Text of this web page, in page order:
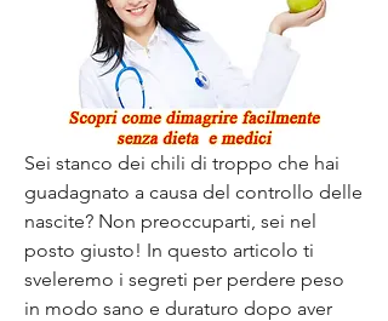
Sei stanco dei chili di troppo che hai
guadagnato a causa del controllo delle
nascite? Non preoccuparti, sei nel
posto giusto! In questo articolo ti
sveleremo i segreti per perdere peso
in modo sano e duraturo dopo aver